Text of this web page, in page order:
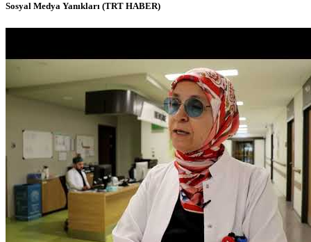
Sosyal Medya Yanıkları (TRT HABER)